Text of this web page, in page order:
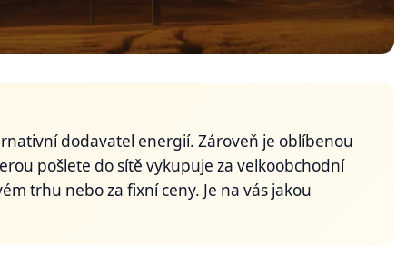
dodavatel energií. Zároveň je oblíbenou
pošlete do sítě vykupuje za velkoobchodní
trhu nebo za fixní ceny. Je na vás jakou